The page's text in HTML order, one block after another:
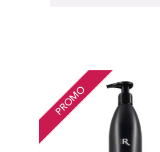
PROMO